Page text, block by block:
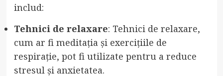
includ:
Tehnici de relaxare: Tehnici de relaxare,
cum ar fi meditația și exercițiile de
respirație, pot fi utilizate pentru a reduce
stresul și anxietatea.